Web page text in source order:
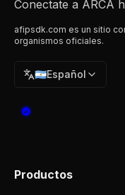
Conectate a ARCA
afipsdk.com es un sitio
organismos oficiales.
🇦🇷Español
Productos